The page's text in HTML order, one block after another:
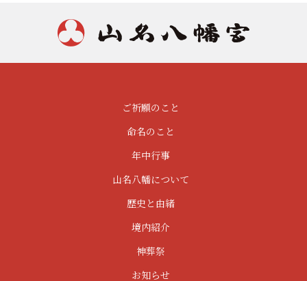
ご祈願のこと
命名のこと
年中行事
山名八幡について
歴史と由緒
境内紹介
神葬祭
お知らせ